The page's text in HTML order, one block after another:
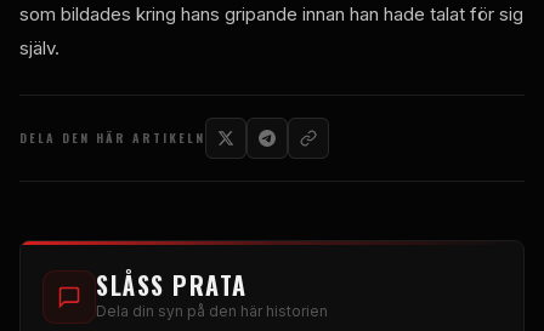
som bildades kring hans gripande innan han hade talat för sig
själv.
DELA DEN HÄR ARTIKELN
SLÅSS PRATA
Dela din syn på den här historien